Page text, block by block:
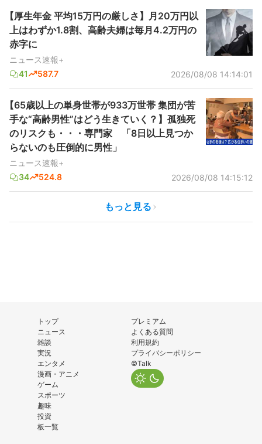
【厚生年金 平均15万円の厳しさ】月20万円以
上はわずか1.8割、高齢夫婦は毎月4.2万円の
赤字に
ニュース速報+
41
587.7 2026/08/08 14:14:01
【65歳以上の単身世帯が933万世帯 集団が苦
手な“高齢男性”はどう生きていく？】孤独死
のリスクも・・・専門家 「8日以上見つか
らないのも圧倒的に男性」
ニュース速報+
34
524.8 2026/08/08 14:15:12
もっと見る
トップ
ニュース
雑談
実況
エンタメ
漫画・アニメ
ゲーム
スポーツ
趣味
投資
板一覧
プレミアム
よくある質問
利用規約
プライバシーポリシー
©Talk